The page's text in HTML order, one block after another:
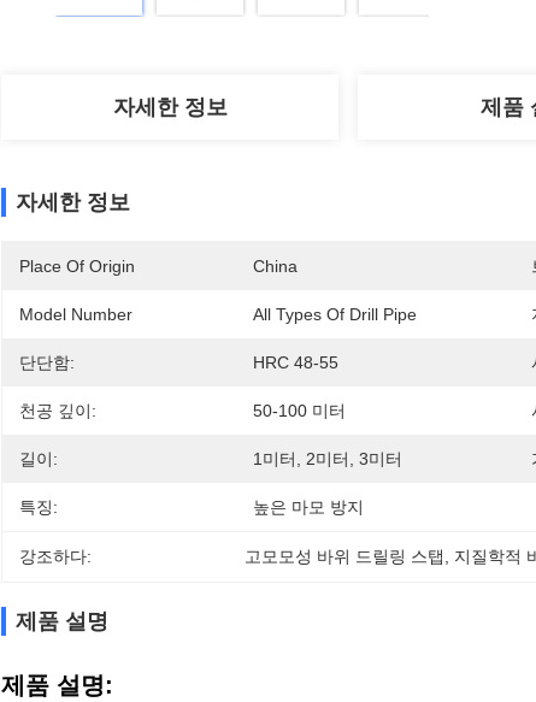
자세한 정보 제품
자세한 정보
Place Of Origin China
Model Number All Types Of Drill Pipe
단단함: HRC 48-55
천공 깊이: 50-100 미터
길이: 1미터, 2미터, 3미터
특징: 높은 마모 방지
강조하다: 고모모성 바위 드릴링 스탭 지질학적
제품 설명
제품 설명: